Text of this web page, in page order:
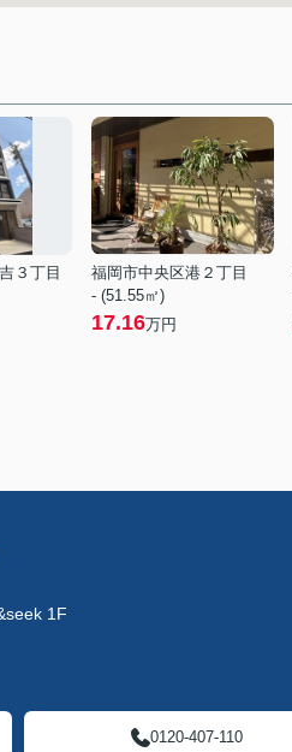
３丁目
福岡市中央区港２丁目
- (51.55㎡)
17.16万円
1F
0120-407-110